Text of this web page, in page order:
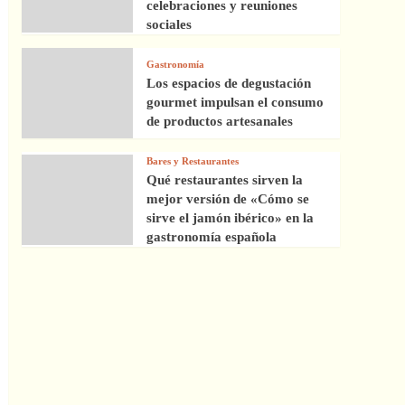
celebraciones y reuniones
sociales
Gastronomía
Los espacios de degustación
gourmet impulsan el consumo
de productos artesanales
Bares y Restaurantes
Qué restaurantes sirven la
mejor versión de «Cómo se
sirve el jamón ibérico» en la
gastronomía española